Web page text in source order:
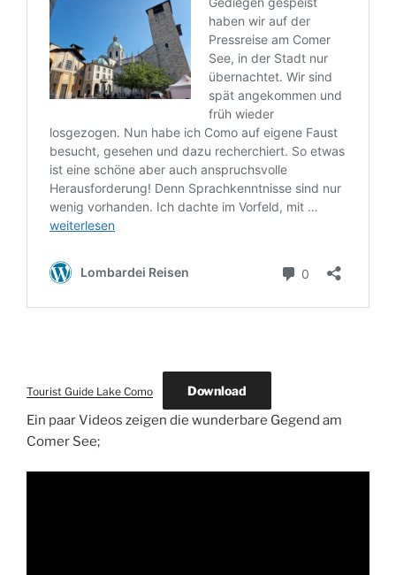
Tourist Guide Lake Como Download
Ein paar Videos zeigen die wunderbare Gegend am
Comer See;